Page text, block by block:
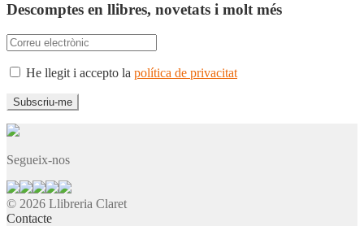
Descomptes en llibres, novetats i molt més
He llegit i accepto la política de privacitat
Segueix-nos
© 2026 Llibreria Claret
Contacte